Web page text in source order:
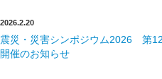
2026.2.20
震災・災害シンポジウム2026 第
開催のお知らせ